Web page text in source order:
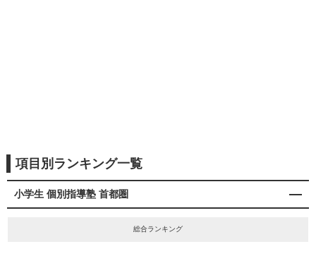
項目別ランキング一覧
小学生 個別指導塾 首都圏
総合ランキング